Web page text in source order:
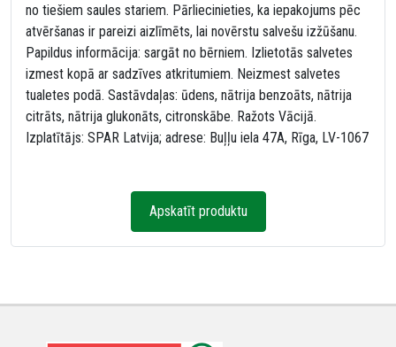
no tiešiem saules stariem. Pārliecinieties, ka iepakojums pēc
atvēršanas ir pareizi aizlīmēts, lai novērstu salvešu izžūšanu.
Papildus informācija: sargāt no bērniem. Izlietotās salvetes
izmest kopā ar sadzīves atkritumiem. Neizmest salvetes
tualetes podā. Sastāvdaļas: ūdens, nātrija benzoāts, nātrija
citrāts, nātrija glukonāts, citronskābe. Ražots Vācijā.
Izplatītājs: SPAR Latvija; adrese: Buļļu iela 47A, Rīga, LV-1067
Apskatīt produktu